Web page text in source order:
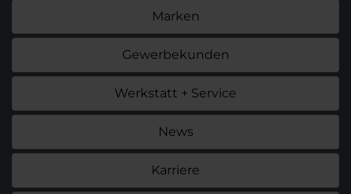
Marken
Gewerbekunden
Werkstatt + Service
News
Karriere